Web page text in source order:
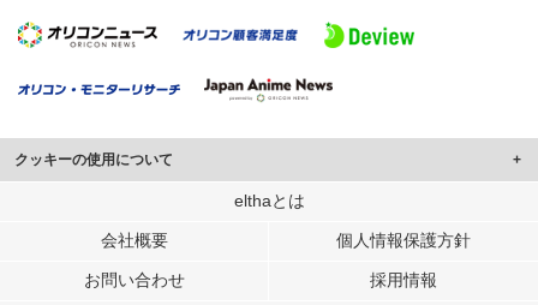
クッキーの使用について
このサイトでは Cookie を使用して、ユーザーに合わせたコンテンツや広告の
行っています。
メディアや広告配信、データ解析の各パートナーに提供しています。
elthaとは
会社概要 個人情報保護方針
お問い合わせ
採用情報